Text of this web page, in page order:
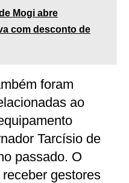
Mogi abre
com desconto de
foram
ao
Tarcísio de
passado. O
gestores